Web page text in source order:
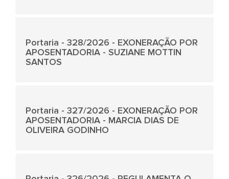
Portaria - 328/2026 - EXONERAÇÃO POR
APOSENTADORIA - SUZIANE MOTTIN
SANTOS
Portaria - 327/2026 - EXONERAÇÃO POR
APOSENTADORIA - MARCIA DIAS DE
OLIVEIRA GODINHO